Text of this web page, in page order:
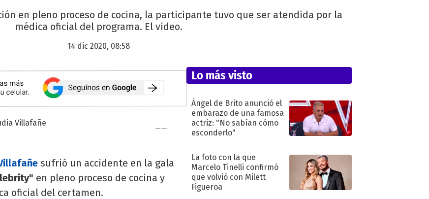
en pleno proceso de cocina, la participante tuvo que ser atendida por la
médica oficial del programa. El video.
14 dic 2020, 08:58
sufrió un accidente en la gala
en pleno proceso de cocina y
oficial del certamen.
Lo más visto
Ángel de Brito anunció el
embarazo de una famosa
actriz: "No sabían cómo
esconderlo"
La foto con la que
Marcelo Tinelli confirmó
que volvió con Milett
Figueroa